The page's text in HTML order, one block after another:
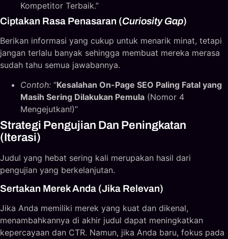
Kompetitor Terbaik.”
Ciptakan Rasa Penasaran (Curiosity Gap)
Berikan informasi yang cukup untuk menarik minat, tetapi
jangan terlalu banyak sehingga membuat mereka merasa
sudah tahu semua jawabannya.
Contoh: “Kesalahan On-Page SEO Paling Fatal yang
Masih Sering Dilakukan Pemula (Nomor 4
Mengejutkan!)”
Strategi Pengujian Dan Peningkatan
(Iterasi)
Judul yang hebat sering kali merupakan hasil dari
pengujian yang berkelanjutan.
Sertakan Merek Anda (Jika Relevan)
Jika Anda memiliki merek yang kuat dan dikenal,
menambahkannya di akhir judul dapat meningkatkan
kepercayaan dan CTR. Namun, jika Anda baru, fokus pada